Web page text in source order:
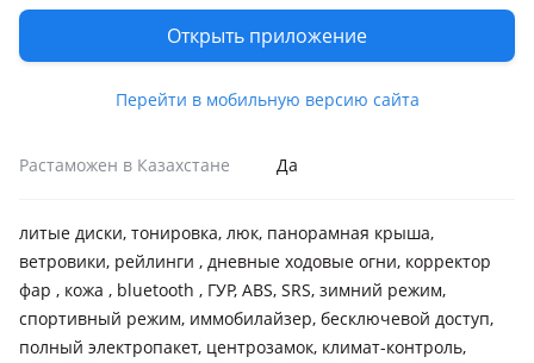
Открыть приложение
Перейти в мобильную версию сайта
Коробка передач
Автомат
Привод
Передний привод
Растаможен в Казахстане
Да
литые диски, тонировка, люк, панорамная крыша,
ветровики, рейлинги , дневные ходовые огни, корректор
фар , кожа , bluetooth , ГУР, ABS, SRS, зимний режим,
спортивный режим, иммобилайзер, бесключевой доступ,
полный электропакет, центрозамок, климат-контроль,